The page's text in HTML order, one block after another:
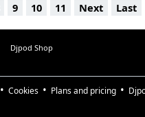
9 10 11 Next Last
Djpod Shop
Cookies Plans and pricing